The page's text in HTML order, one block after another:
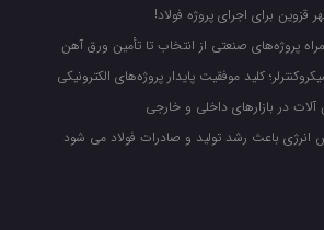
قزوین برای اجرای پروژه فولاد!
پروژه‌های صنعتی از انتخاب تا تأمین ورق آهن
کلید موفقیت پایدار پروژه‌های الکترونیکی
در بازارهای داخلی و خارجی
انرژی باعث رشد تولید و صادرات فولاد می شود